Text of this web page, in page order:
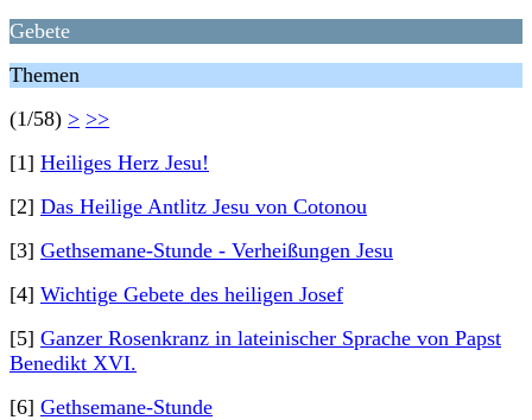
Gebete
Themen
(1/58) > >>
[1] Heiliges Herz Jesu!
[2] Das Heilige Antlitz Jesu von Cotonou
[3] Gethsemane-Stunde - Verheißungen Jesu
[4] Wichtige Gebete des heiligen Josef
[5] Ganzer Rosenkranz in lateinischer Sprache von Papst
Benedikt XVI.
[6] Gethsemane-Stunde